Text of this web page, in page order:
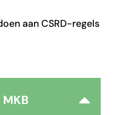
aan CSRD-regels